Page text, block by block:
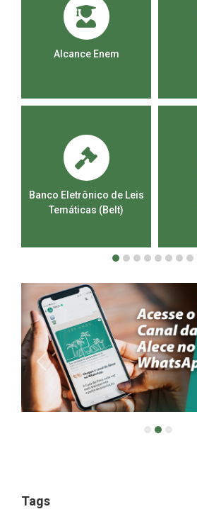
Alcance Enem
Banco Eletrônico de Leis
Temáticas (Belt)
1 2 3 4 5 6 7 8
Tags